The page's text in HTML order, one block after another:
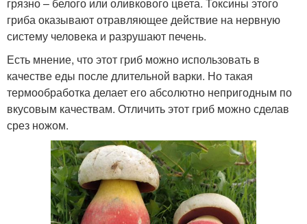
грязно – белого или оливкового цвета. Токсины этого
гриба оказывают отравляющее действие на нервную
систему человека и разрушают печень.
Есть мнение, что этот гриб можно использовать в
качестве еды после длительной варки. Но такая
термообработка делает его абсолютно непригодным по
вкусовым качествам. Отличить этот гриб можно сделав
срез ножом.